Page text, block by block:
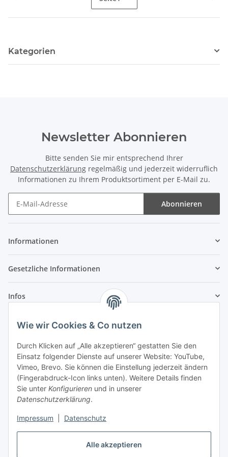
Alle akzeptieren
Wie wir Cookies & Co nutzen
Durch Klicken auf „Alle akzeptieren“ gestatten Sie den
Einsatz folgender Dienste auf unserer Website: YouTube,
Vimeo, Brevo. Sie können die Einstellung jederzeit ändern
(Fingerabdruck-Icon links unten). Weitere Details finden
Sie unter Konfigurieren und in unserer
Datenschutzerklärung.
Impressum Datenschutz
Kategorien
Newsletter Abonnieren
Bitte senden Sie mir entsprechend Ihrer
Datenschutzerklärung regelmäßig und jederzeit widerruflich
Informationen zu Ihrem Produktsortiment per E-Mail zu.
Abonnieren
Informationen
Gesetzliche Informationen
Infos
Laden - Öffnungszeiten:
Montag 09:00Uhr bis
16:00 Uhr
Dienstag
09:00 Uhr bis
17:00 Uhr
Mittwoch
09:00 Uhr bis 16:00 Uhr
Donnerstag
09:00 Uhr bis
17:00 Uhr
Freitag
09:00 Uhr
Samstag
09:00 Uhr